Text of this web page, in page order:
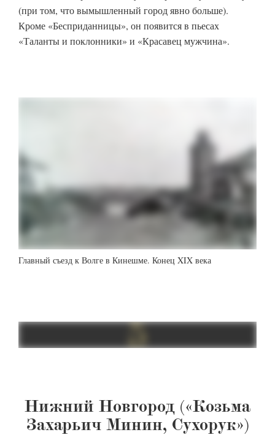
(при том, что вымышленный город явно больше).
Кроме «Бесприданницы», он появится в пьесах
«Таланты и поклонники» и «Красавец мужчина».
Главный съезд к Волге в Кинешме. Конец XIX века
Нижний Новгород («Козьма
Захарьич Минин, Сухорук»)